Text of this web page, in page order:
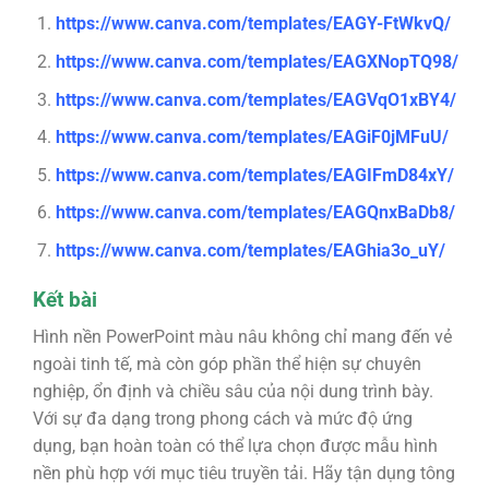
https://www.canva.com/templates/EAGY-FtWkvQ/
https://www.canva.com/templates/EAGXNopTQ98/
https://www.canva.com/templates/EAGVqO1xBY4/
https://www.canva.com/templates/EAGiF0jMFuU/
https://www.canva.com/templates/EAGIFmD84xY/
https://www.canva.com/templates/EAGQnxBaDb8/
https://www.canva.com/templates/EAGhia3o_uY/
Kết bài
Hình nền PowerPoint màu nâu không chỉ mang đến vẻ
ngoài tinh tế, mà còn góp phần thể hiện sự chuyên
nghiệp, ổn định và chiều sâu của nội dung trình bày.
Với sự đa dạng trong phong cách và mức độ ứng
dụng, bạn hoàn toàn có thể lựa chọn được mẫu hình
nền phù hợp với mục tiêu truyền tải. Hãy tận dụng tông